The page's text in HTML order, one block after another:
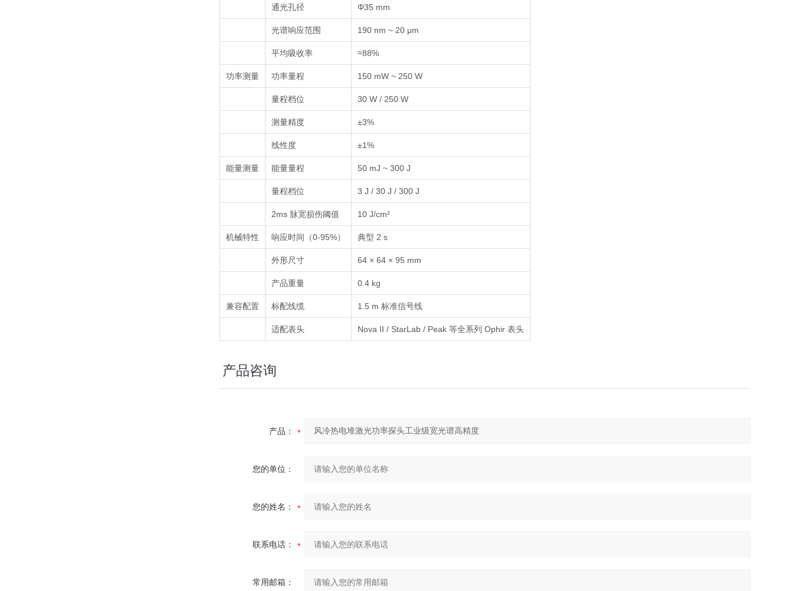
通光孔径 Φ35 mm
光谱响应范围 190 nm ~ 20 μm
平均吸收率 ≈88%
功率测量 功率量程 150 mW ~ 250 W
量程档位 30 W / 250 W
测量精度 ±3%
线性度 ±1%
能量测量 能量量程 50 mJ ~ 300 J
量程档位 3 J / 30 J / 300 J
2ms 脉宽损伤阈值 10 J/cm²
机械特性 响应时间（0-95%） 典型 2 s
外形尺寸 64 × 64 × 95 mm
产品重量 0.4 kg
兼容配置 标配线缆 1.5 m 标准信号线
适配表头 Nova II / StarLab / Peak 等全系列 Ophir 表头
产品咨询
产品：
您的单位：
您的姓名：
联系电话：
常用邮箱：